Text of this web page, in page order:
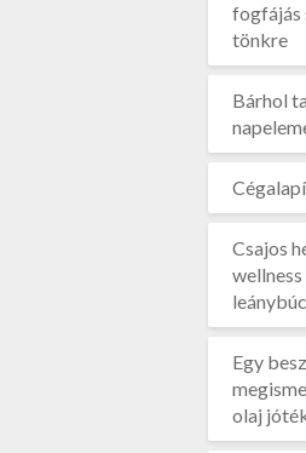
fogfájás
tönkre
Bárhol
Csajos
Egy
olaj